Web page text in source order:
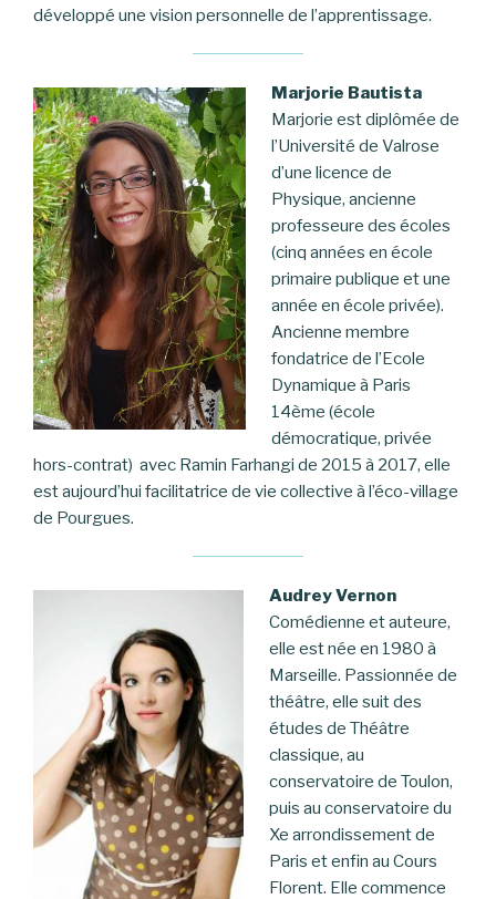
développé une vision personnelle de l’apprentissage.
Marjorie Bautista
Marjorie est diplômée de
l’Université de Valrose
d’une licence de
Physique, ancienne
professeure des écoles
(cinq années en école
primaire publique et une
année en école privée).
Ancienne membre
fondatrice de l’Ecole
Dynamique à Paris
14ème (école
démocratique, privée
hors-contrat) avec Ramin Farhangi de 2015 à 2017, elle
est aujourd’hui facilitatrice de vie collective à l’éco-village
de Pourgues.
Audrey Vernon
Comédienne et auteure,
elle est née en 1980 à
Marseille. Passionnée de
théâtre, elle suit des
études de Théâtre
classique, au
conservatoire de Toulon,
puis au conservatoire du
Xe arrondissement de
Paris et enfin au Cours
Florent. Elle commence